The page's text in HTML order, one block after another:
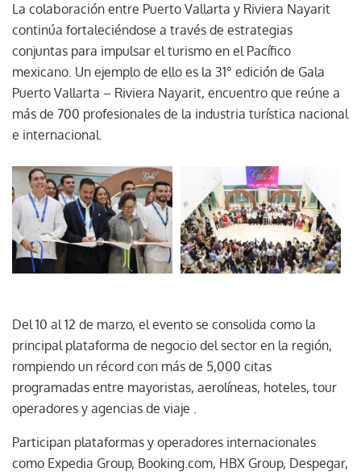
La colaboración entre Puerto Vallarta y Riviera Nayarit
continúa fortaleciéndose a través de estrategias
conjuntas para impulsar el turismo en el Pacífico
mexicano. Un ejemplo de ello es la 31° edición de Gala
Puerto Vallarta – Riviera Nayarit, encuentro que reúne a
más de 700 profesionales de la industria turística nacional
e internacional.
Del 10 al 12 de marzo, el evento se consolida como la
principal plataforma de negocio del sector en la región,
rompiendo un récord con más de 5,000 citas
programadas entre mayoristas, aerolíneas, hoteles, tour
operadores y agencias de viaje .
Participan plataformas y operadores internacionales
como Expedia Group, Booking.com, HBX Group, Despegar,